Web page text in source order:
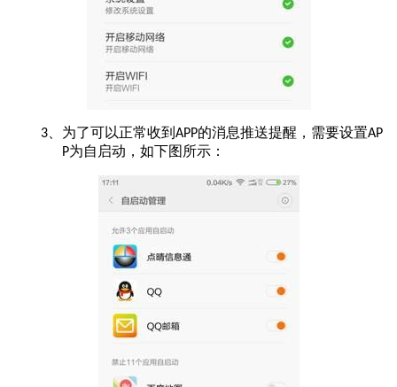
3、 为了可以正常收到 APP的消息推送提醒，需要设置AP
P为自启动，如下图所示：